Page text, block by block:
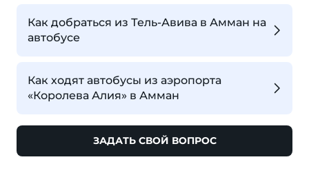
Как добраться из Тель-Авива в Амман на
автобусе
Как ходят автобусы из аэропорта
«Королева Алия» в Амман
ЗАДАТЬ СВОЙ ВОПРОС